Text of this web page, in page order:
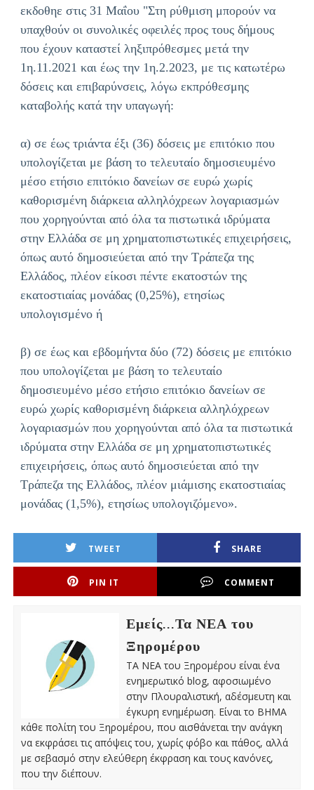
εκδοθηε στις 31 Μαΐου "Στη ρύθμιση μπορούν να
υπαχθούν οι συνολικές οφειλές προς τους δήμους
που έχουν καταστεί ληξιπρόθεσμες μετά την
1η.11.2021 και έως την 1η.2.2023, με τις κατωτέρω
δόσεις και επιβαρύνσεις, λόγω εκπρόθεσμης
καταβολής κατά την υπαγωγή:
α) σε έως τριάντα έξι (36) δόσεις με επιτόκιο που
υπολογίζεται με βάση το τελευταίο δημοσιευμένο
μέσο ετήσιο επιτόκιο δανείων σε ευρώ χωρίς
καθορισμένη διάρκεια αλληλόχρεων λογαριασμών
που χορηγούνται από όλα τα πιστωτικά ιδρύματα
στην Ελλάδα σε μη χρηματοπιστωτικές επιχειρήσεις,
όπως αυτό δημοσιεύεται από την Τράπεζα της
Ελλάδος, πλέον είκοσι πέντε εκατοστών της
εκατοστιαίας μονάδας (0,25%), ετησίως
υπολογισμένο ή
β) σε έως και εβδομήντα δύο (72) δόσεις με επιτόκιο
που υπολογίζεται με βάση το τελευταίο
δημοσιευμένο μέσο ετήσιο επιτόκιο δανείων σε
ευρώ χωρίς καθορισμένη διάρκεια αλληλόχρεων
λογαριασμών που χορηγούνται από όλα τα πιστωτικά
ιδρύματα στην Ελλάδα σε μη χρηματοπιστωτικές
επιχειρήσεις, όπως αυτό δημοσιεύεται από την
Τράπεζα της Ελλάδος, πλέον μιάμισης εκατοστιαίας
μονάδας (1,5%), ετησίως υπολογιζόμενο».
TWEET SHARE
PIN IT COMMENT
Εμείς...Τα ΝΕΑ του
Ξηρομέρου
ΤΑ ΝΕΑ του Ξηρομέρου είναι ένα
ενημερωτικό blog, αφοσιωμένο
στην Πλουραλιστική, αδέσμευτη και
έγκυρη ενημέρωση. Είναι το ΒΗΜΑ
κάθε πολίτη του Ξηρομέρου, που αισθάνεται την ανάγκη
να εκφράσει τις απόψεις του, χωρίς φόβο και πάθος, αλλά
με σεβασμό στην ελεύθερη έκφραση και τους κανόνες,
που την διέπουν.